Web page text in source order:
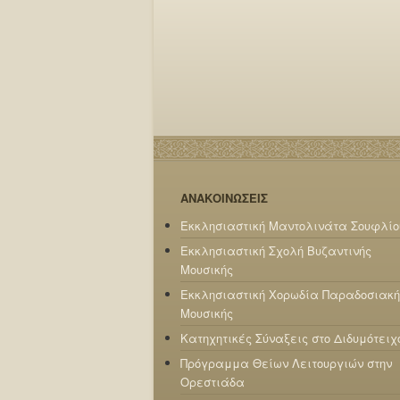
ΑΝΑΚΟΙΝΩΣΕΙΣ
Εκκλησιαστική Μαντολινάτα
Εκκλησιαστική Σχολή Βυζαντινής
Μουσικής
Εκκλησιαστική Χορωδία
Μουσικής
Κατηχητικές Σύναξεις στο
Πρόγραμμα Θείων Λειτουργιών στην
Ορεστιάδα